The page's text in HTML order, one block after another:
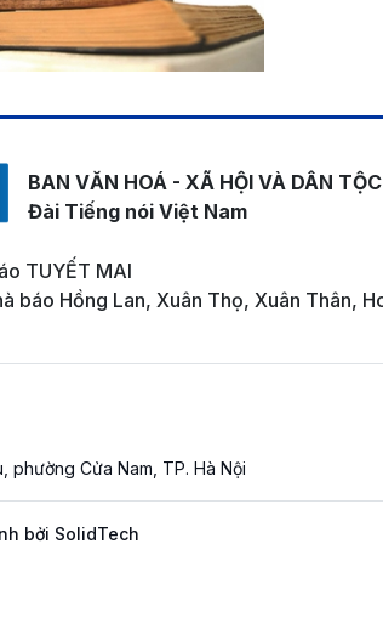
BAN VĂN HOÁ - XÃ HỘI VÀ DÂN TỘC
Đài Tiếng nói Việt Nam
TUYẾT MAI
báo Hồng Lan, Xuân Thọ, Xuân Thân,
phường Cửa Nam, TP. Hà Nội
bởi SolidTech